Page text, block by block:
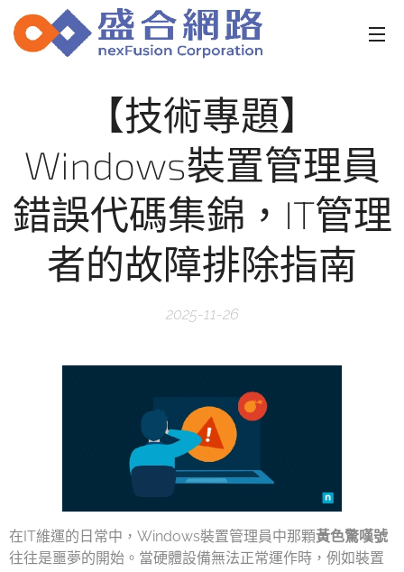
【技術專題】
Windows裝置管理員
錯誤代碼集錦，IT管理
者的故障排除指南
2025-11-26
在IT維運的日常中，Windows裝置管理員中那顆黃色驚嘆號
往往是噩夢的開始。當硬體設備無法正常運作時，例如裝置